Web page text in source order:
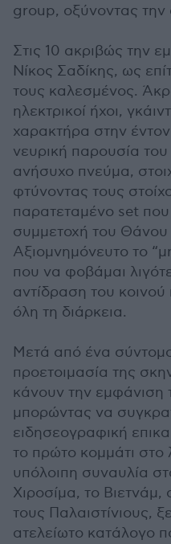
group, οξύνοντας την
Στις 10 ακριβώς την
Νίκος Σαδίκης, ως
τους καλεσμένος.
ηλεκτρικοί ήχοι,
χαρακτήρα στην
νευρική παρουσία
ανήσυχο πνεύμα,
φτύνοντας τους
παρατεταμένο set
συμμετοχή του Θάνου
Αξιομνημόνευτο το
που να φοβάμαι
αντίδραση του
όλη τη διάρκεια.
Μετά από ένα
προετοιμασία της
κάνουν την
μπορώντας να
ειδησεογραφική
το πρώτο κομμάτι στο
υπόλοιπη συναυλία
Χιροσίμα, το
τους Παλαιστίνιους,
ατελείωτο κατάλογο